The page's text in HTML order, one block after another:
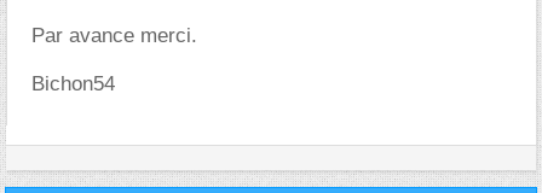
Par avance merci.
Bichon54